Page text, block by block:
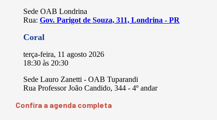
Sede OAB Londrina
Rua: Gov. Parigot de Souza, 311, Londrina - PR
Coral
terça-feira, 11 agosto 2026
18:30 às 20:30
Sede Lauro Zanetti - OAB Tuparandi
Rua Professor João Candido, 344 - 4º andar
Confira a agenda completa